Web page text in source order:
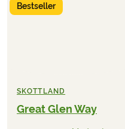
Bestseller
SKOTTLAND
Great Glen Way